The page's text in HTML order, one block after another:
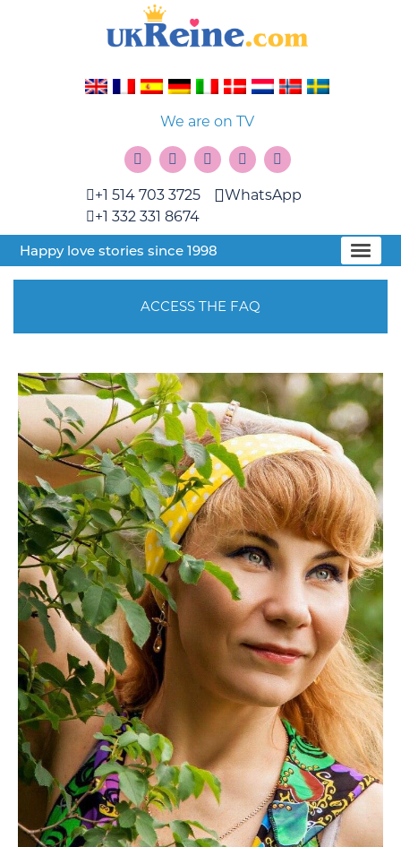
We are on TV
+1 514 703 3725
+1 332 331 8674
WhatsApp
Happy love stories since 1998
ACCESS THE FAQ